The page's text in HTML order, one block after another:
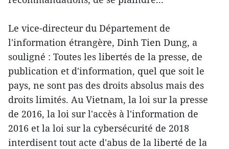
Le vice-directeur du Département de
l'information étrangère, Dinh Tien Dung, a
souligné : Toutes les libertés de la presse, de
publication et d'information, quel que soit le
pays, ne sont pas des droits absolus mais des
droits limités. Au Vietnam, la loi sur la presse
de 2016, la loi sur l'accès à l'information de
2016 et la loi sur la cybersécurité de 2018
interdisent tout acte d'abus de la liberté de la